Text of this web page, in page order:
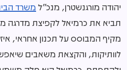
יהודה מורגנשטרן, מנכ״ל משרד
תביא את כרמיאל לקפיצת מדרגה
מקיף המבוסס על תכנון אחראי,
לוותיקות, והקצאת משאבים